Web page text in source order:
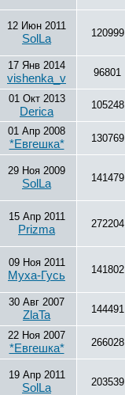
12 Июн 2011
SolLa 120999
17 Янв 2014
vishenka_v 96801
01 Окт 2013
Derica 105248
01 Апр 2008
*Евгешка* 130769
29 Ноя 2009
SolLa 141479
15 Апр 2011
Prizma 272204
09 Ноя 2011
Муха-Гусь 141802
30 Авг 2007
ZlaTa 144491
22 Ноя 2007
*Евгешка* 266028
19 Апр 2011
SolLa 203539